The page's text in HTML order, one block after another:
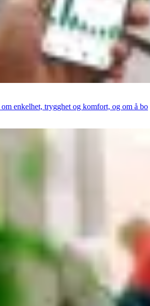
om enkelhet, trygghet og komfort, og om å bo